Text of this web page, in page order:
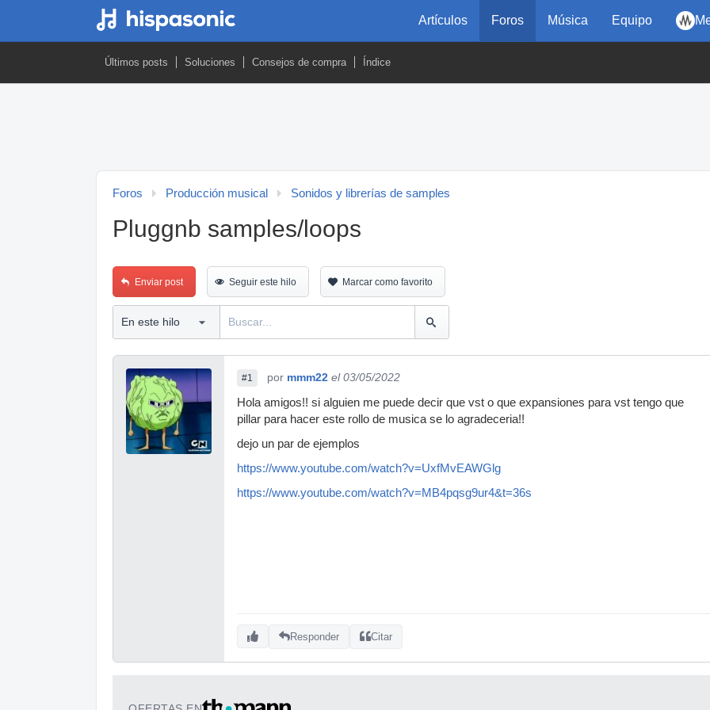
Artículos Foros Música Equipo
Últimos posts Soluciones Consejos de compra Índice
Foros Producción musical Sonidos y librerías de samples
Pluggnb samples/loops
Enviar post Seguir este hilo Marcar como favorito
#1 por mmm22 el 03/05/2022
Hola amigos!! si alguien me puede decir que vst o que expansiones para vst tengo que
pillar para hacer este rollo de musica se lo agradeceria!!
dejo un par de ejemplos
https://www.youtube.com/watch?v=UxfMvEAWGlg
https://www.youtube.com/watch?v=MB4pqsg9ur4&t=36s
Responder Citar